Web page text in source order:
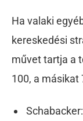
Ha valaki
kereskedési
művet tartja a
100, a másikat